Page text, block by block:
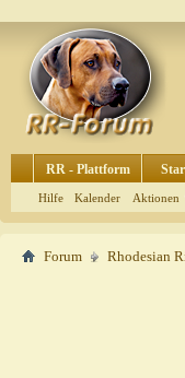
RR - Plattform
Hilfe Kalender Aktionen
Forum Rhodesian